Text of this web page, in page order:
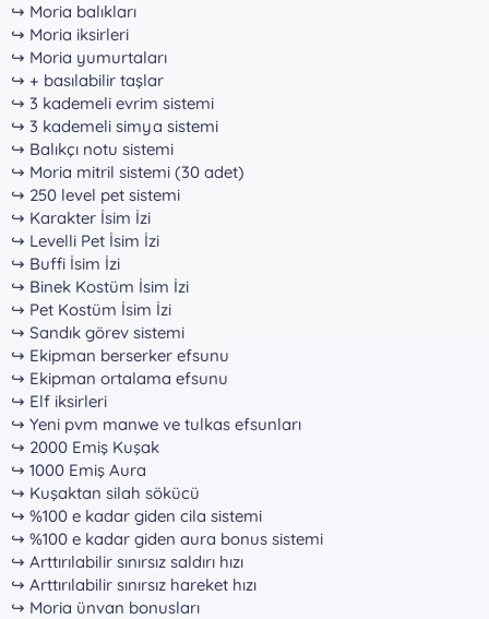
↪ Moria balıkları
↪ Moria iksirleri
↪ Moria yumurtaları
↪ + basılabilir taşlar
↪ 3 kademeli evrim sistemi
↪ 3 kademeli simya sistemi
↪ Balıkçı notu sistemi
↪ Moria mitril sistemi (30 adet)
↪ 250 level pet sistemi
↪ Karakter İsim İzi
↪ Levelli Pet İsim İzi
↪ Buffi İsim İzi
↪ Binek Kostüm İsim İzi
↪ Pet Kostüm İsim İzi
↪ Sandık görev sistemi
↪ Ekipman berserker efsunu
↪ Ekipman ortalama efsunu
↪ Elf iksirleri
↪ Yeni pvm manwe ve tulkas efsunları
↪ 2000 Emiş Kuşak
↪ 1000 Emiş Aura
↪ Kuşaktan silah sökücü
↪ %100 e kadar giden cila sistemi
↪ %100 e kadar giden aura bonus sistemi
↪ Arttırılabilir sınırsız saldırı hızı
↪ Arttırılabilir sınırsız hareket hızı
↪ Moria ünvan bonusları